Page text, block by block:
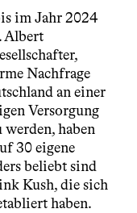
im Jahr 2024
Albert
Nachfrage
an einer
Versorgung
werden, haben
30 eigene
beliebt sind
Kush, die sich
haben.